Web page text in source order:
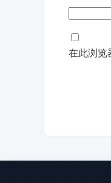
在此浏览